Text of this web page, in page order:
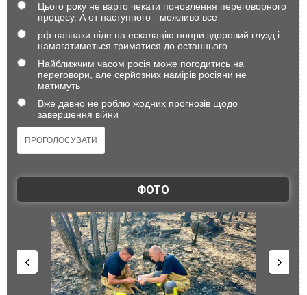
Цього року не варто чекати поновлення переговорного
процесу. А от наступного - можливо все
рф навпаки піде на ескалацію попри здоровий глузд і
намагатиметься триматися до останнього
Найближчим часом росія може погодитись на
переговори, але серйозних намірів росіяни не
матимуть
Вже давно не роблю жодних прогнозів щодо
завершення війни
ФОТО